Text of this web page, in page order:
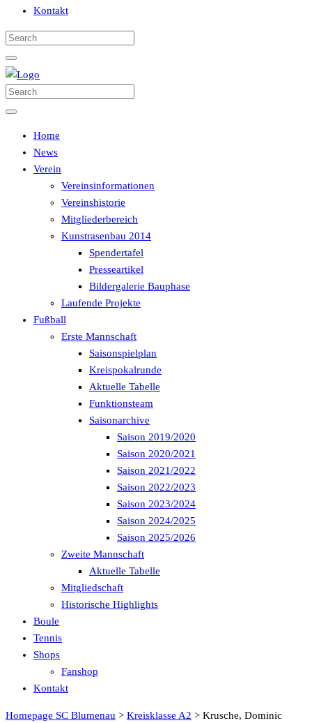
Kontakt
Home
News
Verein
Vereinsinformationen
Vereinshistorie
Mitgliederbereich
Kunstrasenbau 2014
Spendertafel
Presseartikel
Bildergalerie Bauphase
Laufende Projekte
Fußball
Erste Mannschaft
Saisonspielplan
Kreispokalrunde
Aktuelle Tabelle
Funktionsteam
Saisonarchive
Saison 2019/2020
Saison 2020/2021
Saison 2021/2022
Saison 2022/2023
Saison 2023/2024
Saison 2024/2025
Saison 2025/2026
Zweite Mannschaft
Aktuelle Tabelle
Mitgliedschaft
Historische Highlights
Boule
Tennis
Shops
Fanshop
Kontakt
Homepage SC Blumenau > Kreisklasse A2 > Krusche, Dominic